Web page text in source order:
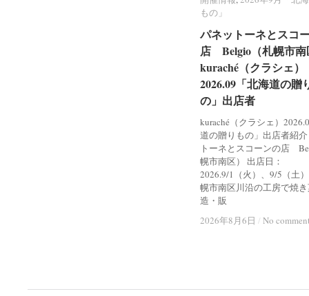
もの」
パネットーネとスコ
店 Belgio（札幌市南
kuraché（クラシェ）
2026.09「北海道の贈
の」出店者
kuraché（クラシェ）
道の贈りもの」出店者紹
トーネとスコーンの店
幌市南区） 出店日：
2026.9/1（火）、9/5（土
幌市南区川沿の工房で焼
造・販
2026年8月6日 / No
もの」
パネットーネとスコ
店 Belgio（札幌市南
kuraché（クラシェ）
2026.09「北海道の贈
の」出店者
2026年8月6日 / No